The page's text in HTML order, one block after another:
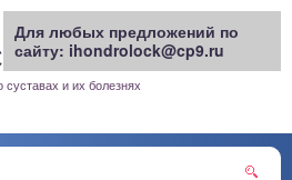
О СУСТАВАХ.РУ
суставах и их болезнях
Для любых предложений по
сайту: ihondrolock@cp9.ru